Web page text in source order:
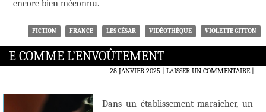
encore bien méconnu.
FICTION FRANCE LES CÉSAR VIDÉOTHÈQUE VIOLETTE GITTON
E COMME L’ENVOÛTEMENT
28 JANVIER 2025 LAISSER UN COMMENTAIRE|
Dans un établissement maraîcher, un